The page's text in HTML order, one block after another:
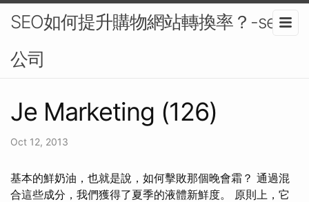
SEO如何提升購物網站轉換率？-seo
公司
Je Marketing (126)
Oct 12, 2013
基本的鮮奶油，也就是說，如何擊敗那個晚會霜？ 通過混
合這些成分，我們獲得了夏季的液體新鮮度。 原則上，它